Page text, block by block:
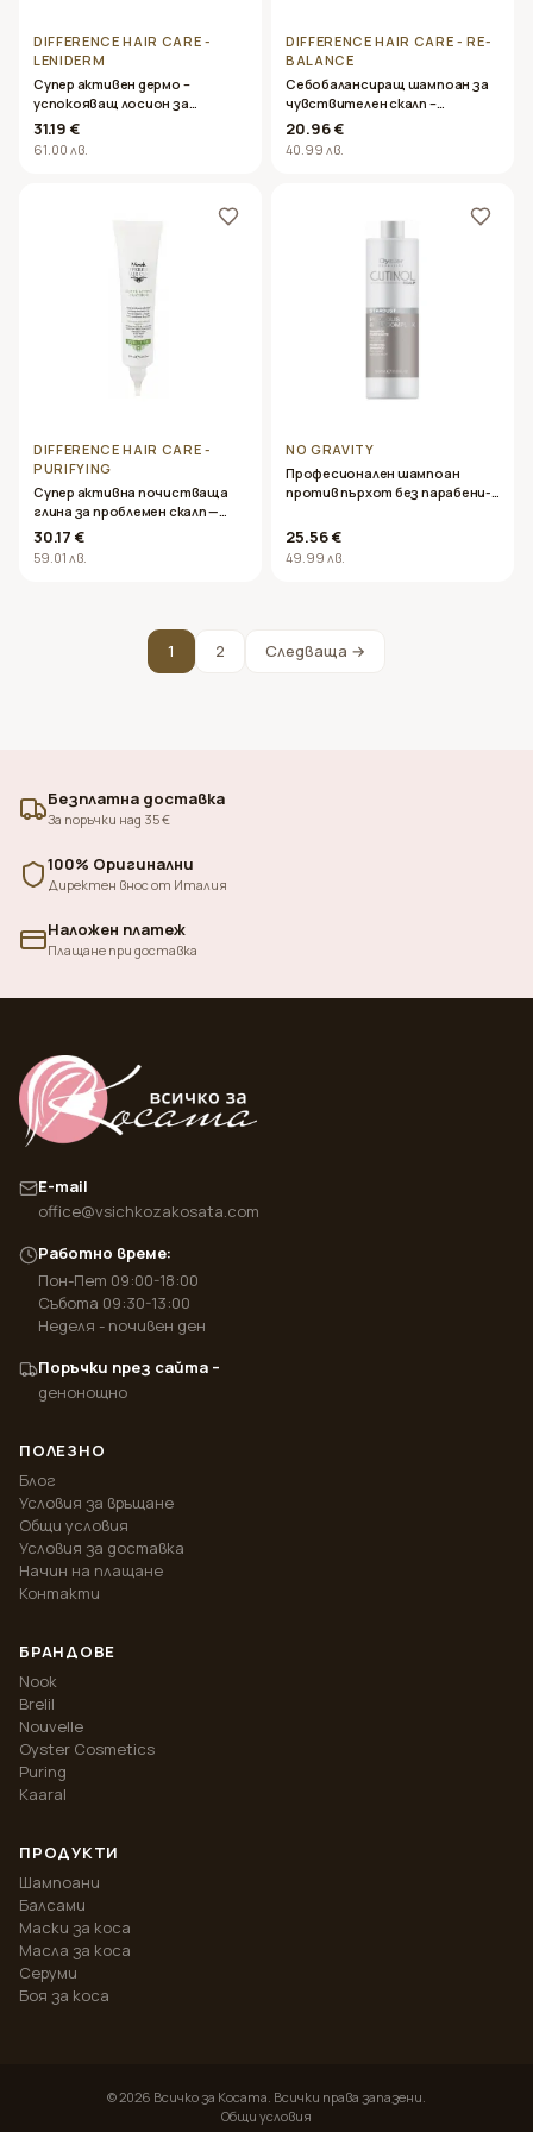
DIFFERENCE HAIR CARE -
LENIDERM
Супер активен дермо –
успокояващ лосион за
чувствителен скалп–
Difference Hair Care leniderm
calming lotion- 125 мл.
31.19 €
61.00 лв.
DIFFERENCE HAIR CARE - RE-
BALANCE
Себобалансиращ шампоан за
чувствителен скалп –
Difference Hair Care – RE-
BALANCE 500ml
20.96 €
40.99 лв.
DIFFERENCE HAIR CARE -
PURIFYING
Супер активна почистваща
глина за проблемен скалп —
Difference Hair Care – PURIFYING
Super Active Clay Mud 150ml
30.17 €
59.01 лв.
NO GRAVITY
Професионален шампоан
против пърхот без парабени-
Shampoo 1000ml
25.56 €
49.99 лв.
1 2 Следваща →
Безплатна доставка
За поръчки над 35 €
100% Оригинални
Директен внос от Италия
Наложен платеж
Плащане при доставка
E-mail
office@vsichkozakosata.com
Работно време:
Пон-Пет 09:00-18:00
Събота 09:30-13:00
Неделя - почивен ден
Поръчки през сайта –
денонощно
ПОЛЕЗНО
Блог
Условия за връщане
Общи условия
Условия за доставка
Начин на плащане
Контакти
БРАНДОВЕ
Nook
Brelil
Nouvelle
Oyster Cosmetics
Puring
Kaaral
ПРОДУКТИ
Шампоани
Балсами
Маски за коса
Масла за коса
Серуми
Боя за коса
©2026 Всичко за Косата. Всички права запазени.
Общи условия